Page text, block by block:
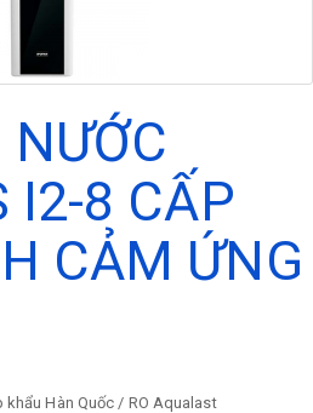
NƯỚC
I2-8 CẤP
CẢM ỨNG
khẩu Hàn Quốc / RO Aqualast